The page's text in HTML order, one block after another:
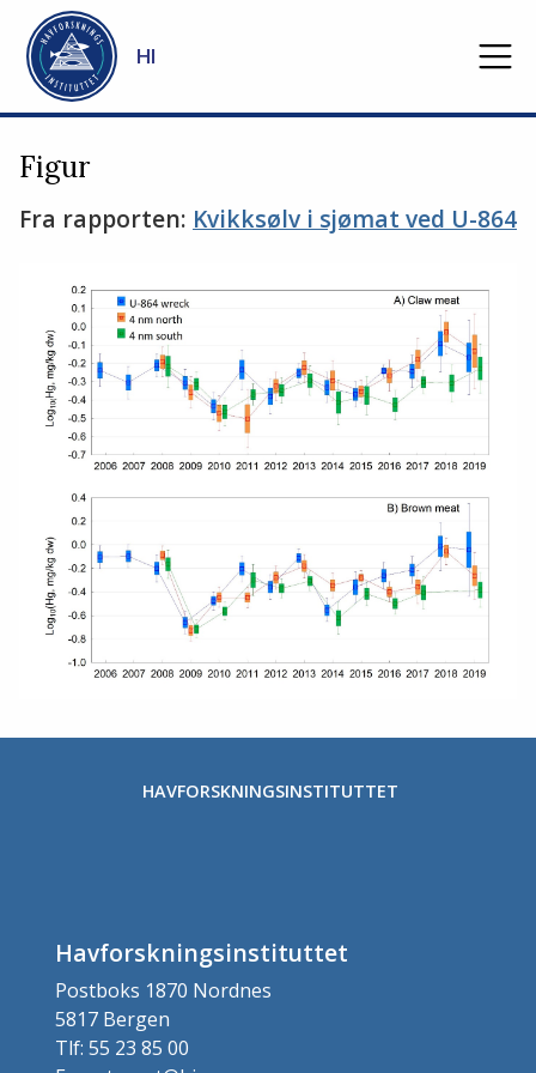
Gå til hovedinnhold
HI
Figur
Fra rapporten: Kvikksølv i sjømat ved U-864
HAVFORSKNINGSINSTITUTTET
Havforskningsinstituttet
Postboks 1870 Nordnes
5817 Bergen
Tlf: 55 23 85 00